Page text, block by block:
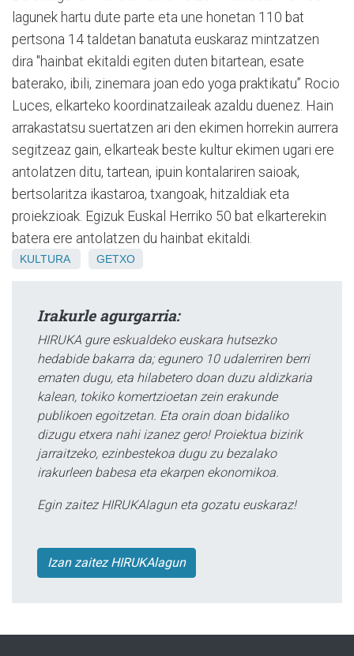
lagunek hartu dute parte eta une honetan 110 bat
pertsona 14 taldetan banatuta euskaraz mintzatzen
dira "hainbat ekitaldi egiten duten bitartean, esate
baterako, ibili, zinemara joan edo yoga praktikatu” Rocio
Luces, elkarteko koordinatzaileak azaldu duenez. Hain
arrakastatsu suertatzen ari den ekimen horrekin aurrera
segitzeaz gain, elkarteak beste kultur ekimen ugari ere
antolatzen ditu, tartean, ipuin kontalariren saioak,
bertsolaritza ikastaroa, txangoak, hitzaldiak eta
proiekzioak. Egizuk Euskal Herriko 50 bat elkarterekin
batera ere antolatzen du hainbat ekitaldi.
KULTURA GETXO
Irakurle agurgarria:
HIRUKA gure eskualdeko euskara hutsezko
hedabide bakarra da; egunero 10 udalerriren berri
ematen dugu, eta hilabetero doan duzu aldizkaria
kalean, tokiko komertzioetan zein erakunde
publikoen egoitzetan. Eta orain doan bidaliko
dizugu etxera nahi izanez gero! Proiektua bizirik
jarraitzeko, ezinbestekoa dugu zu bezalako
irakurleen babesa eta ekarpen ekonomikoa.
Egin zaitez HIRUKAlagun eta gozatu euskaraz!
Izan zaitez HIRUKAlagun